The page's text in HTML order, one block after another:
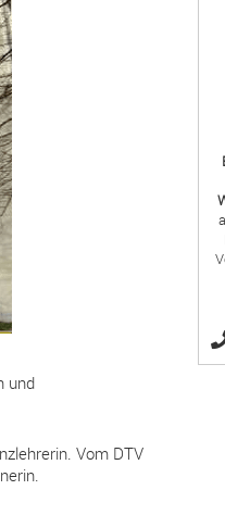
und
Vom DTV